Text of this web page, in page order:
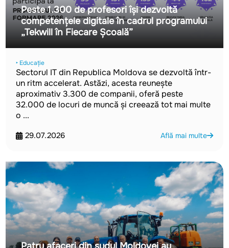
Peste 1.300 de profesori își dezvoltă
competențele digitale în cadrul programului
„Tekwill în Fiecare Școală”
‣ Educație
Sectorul IT din Republica Moldova se dezvoltă într-
un ritm accelerat. Astăzi, acesta reunește
aproximativ 3.300 de companii, oferă peste
32.000 de locuri de muncă și creează tot mai multe
o ...
29.07.2026 Află mai multe